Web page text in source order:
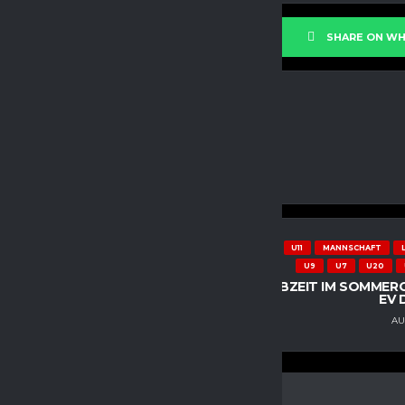
SHARE ON
MANNSCHAFT
U11
U20
U7
U9
HALBZEIT IM
EV